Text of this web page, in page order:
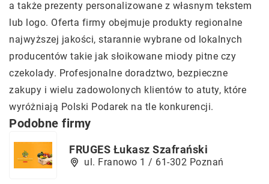
a także prezenty personalizowane z własnym tekstem
lub logo. Oferta firmy obejmuje produkty regionalne
najwyższej jakości, starannie wybrane od lokalnych
producentów takie jak słoikowane miody pitne czy
czekolady. Profesjonalne doradztwo, bezpieczne
zakupy i wielu zadowolonych klientów to atuty, które
wyróżniają Polski Podarek na tle konkurencji.
Podobne firmy
FRUGES Łukasz Szafrański
ul. Franowo 1 / 61-302 Poznań